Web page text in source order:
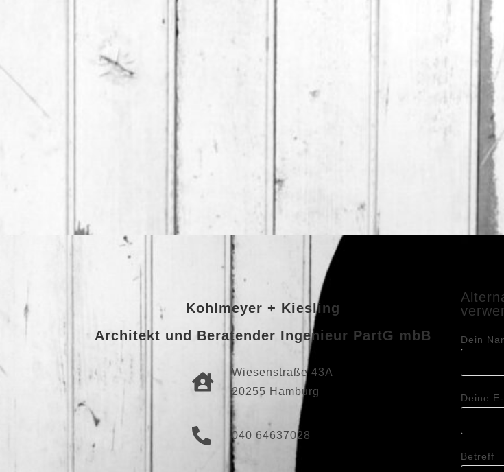
Kohlmeyer + Kiesling
Architekt und Beratender Ingenieur PartG mbB
Wiesenstraße 43A
20255 Hamburg
040 64637028
Dein
Deine
Betreff